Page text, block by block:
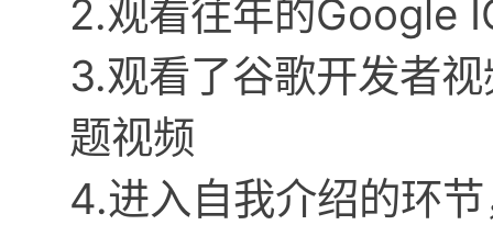
2.观看往年的Google
3.观看了谷歌开发者
题视频
4.进入自我介绍的环